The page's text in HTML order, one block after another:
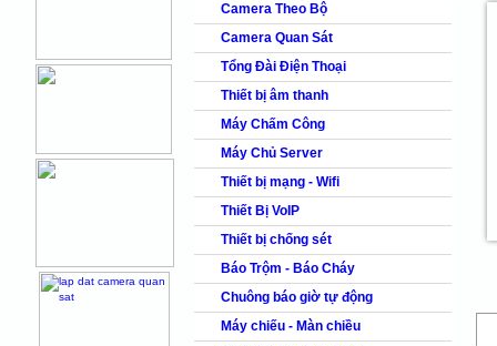
Camera Theo Bộ
Camera Quan Sát
Tổng Đài Điện Thoại
Thiết bị âm thanh
Máy Chấm Công
Máy Chủ Server
Thiết bị mạng - Wifi
Thiết Bị VoIP
Thiết bị chống sét
Báo Trộm - Báo Cháy
Chuông báo giờ tự động
Máy chiếu - Màn chiều